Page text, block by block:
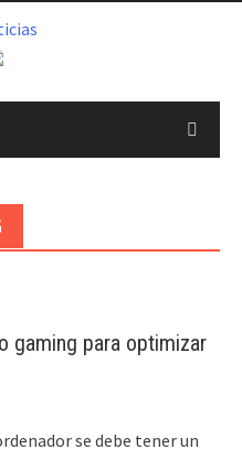
gaming para optimizar
se debe tener un